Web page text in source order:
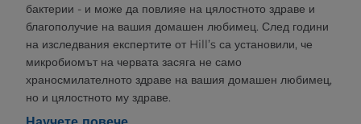
бактерии - и може да повлияе на цялостното здраве и
благополучие на вашия домашен любимец. След години
на изследвания експертите от Hill’s са установили, че
микробиомът на червата засяга не само
храносмилателното здраве на вашия домашен любимец,
но и цялостното му здраве.